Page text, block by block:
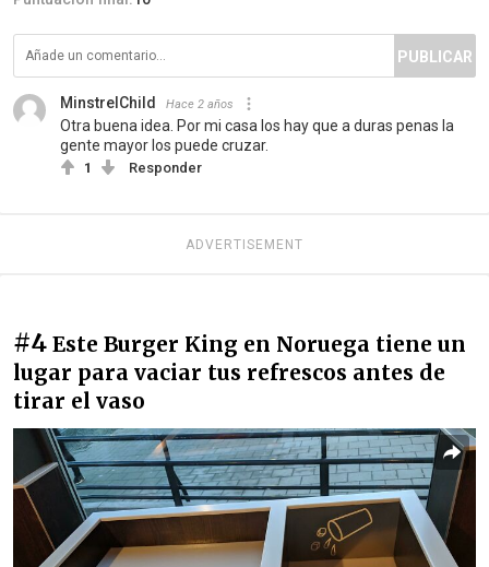
PUBLICAR
MinstrelChild Hace 2 años
Otra buena idea. Por mi casa los hay que a duras penas la
gente mayor los puede cruzar.
1 Responder
ADVERTISEMENT
#4 Este Burger King en Noruega tiene un
lugar para vaciar tus refrescos antes de
tirar el vaso